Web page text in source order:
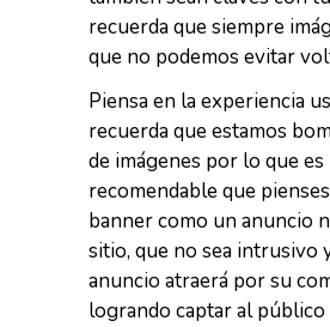
recuerda que siempre
que no podemos evitar
Piensa en la experiencia
recuerda que estamos
de imágenes por lo que es
recomendable que
banner como un anuncio
sitio, que no sea intrusivo
anuncio atraerá por su
logrando captar al público